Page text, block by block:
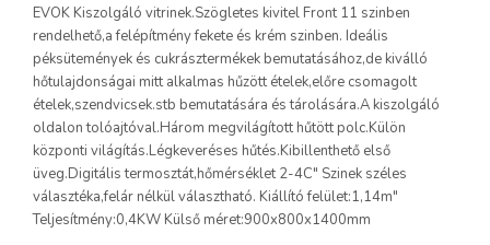
EVOK Kiszolgáló vitrinek.Szögletes kivitel Front 11 szinben
rendelhető,a felépítmény fekete és krém szinben. Ideális
péksütemények és cukrásztermékek bemutatásához,de kiválló
hőtulajdonságai mitt alkalmas hűzött ételek,előre csomagolt
ételek,szendvicsek.stb bemutatására és tárolására.A kiszolgáló
oldalon tolóajtóval.Három megvilágított hűtött polc.Külön
központi világítás.Légkeveréses hűtés.Kibillenthető első
üveg.Digitális termosztát,hőmérséklet 2-4C" Szinek széles
választéka,felár nélkül választható. Kiállító felület:1,14m"
Teljesítmény:0,4KW Külső méret:900x800x1400mm